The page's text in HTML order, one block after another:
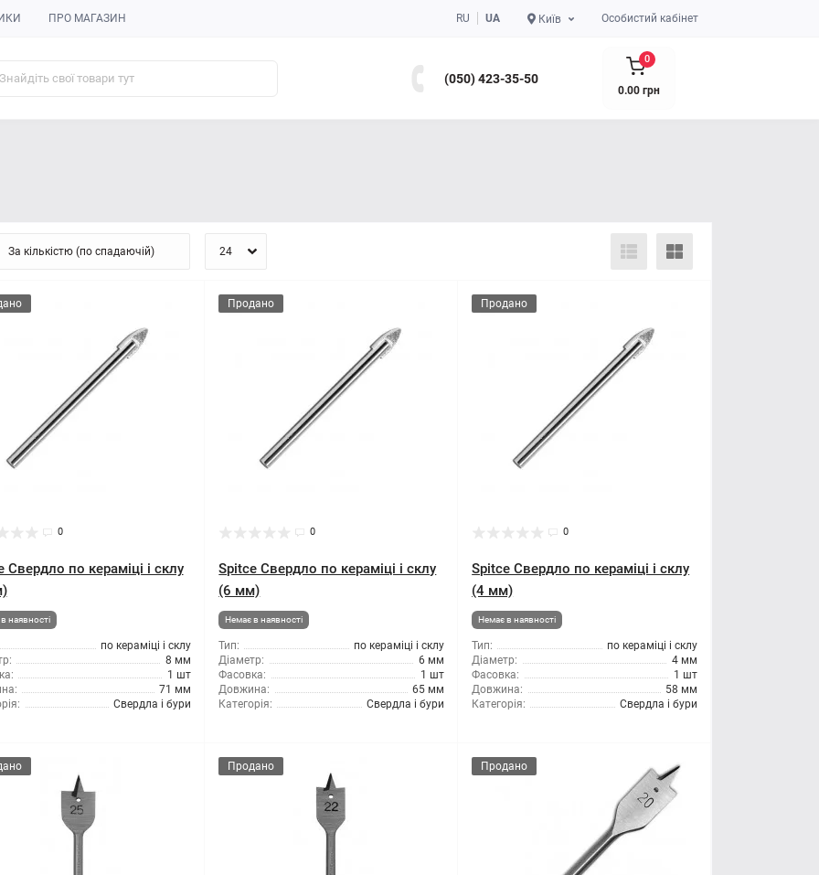
ПРО МАГАЗИН RU UA Київ Особистий кабінет
(050) 423-35-50
0
0.00 грн
0
Свердло по кераміці і склу
наявності
по кераміці і склу
8 мм
1 шт
71 мм
Свердла і бури
Продано
0
Spitce Свердло по кераміці і склу
(6 мм)
Немає в наявності
Тип:
по кераміці і склу
Діаметр:
6 мм
Фасовка:
1 шт
Довжина:
65 мм
Категорія:
Свердла і бури
Продано
0
Spitce Свердло по кераміці і склу
(4 мм)
Немає в наявності
Тип:
по кераміці і склу
Діаметр:
4 мм
Фасовка:
1 шт
Довжина:
58 мм
Категорія:
Свердла і бури
Продано Продано